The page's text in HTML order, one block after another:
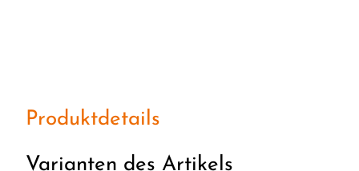
Produktdetails
Varianten des Artikels